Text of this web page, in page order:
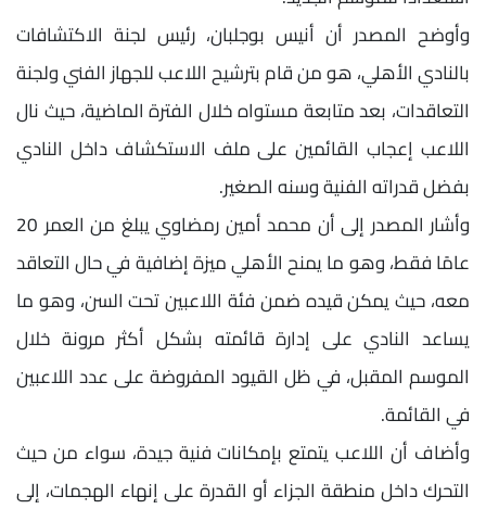
وأوضح المصدر أن أنيس بوجلبان، رئيس لجنة الاكتشافات
بالنادي الأهلي، هو من قام بترشيح اللاعب للجهاز الفني ولجنة
التعاقدات، بعد متابعة مستواه خلال الفترة الماضية، حيث نال
اللاعب إعجاب القائمين على ملف الاستكشاف داخل النادي
بفضل قدراته الفنية وسنه الصغير.
وأشار المصدر إلى أن محمد أمين رمضاوي يبلغ من العمر 20
عامًا فقط، وهو ما يمنح الأهلي ميزة إضافية في حال التعاقد
معه، حيث يمكن قيده ضمن فئة اللاعبين تحت السن، وهو ما
يساعد النادي على إدارة قائمته بشكل أكثر مرونة خلال
الموسم المقبل، في ظل القيود المفروضة على عدد اللاعبين
في القائمة.
وأضاف أن اللاعب يتمتع بإمكانات فنية جيدة، سواء من حيث
التحرك داخل منطقة الجزاء أو القدرة على إنهاء الهجمات، إلى